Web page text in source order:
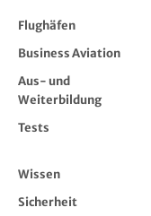
Flughäfen
Business Aviation
Aus- und
Weiterbildung
Tests
Wissen
Sicherheit